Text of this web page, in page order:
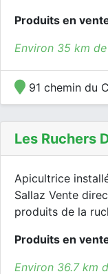
Produits en
Environ 35 km
91 chemin du
Les Ruchers
Apicultrice
Sallaz Vente
produits de la
Produits en
Environ 36.7 km